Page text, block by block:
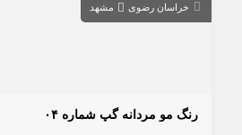
خراسان رضوی مشهد
رنگ مو مردانه گپ شماره ۰۴